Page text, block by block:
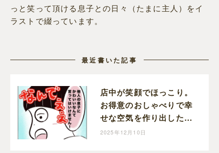
っと笑って頂ける息子との日々（たまに主人）をイ
ラストで綴っています。
最近書いた記事
店中が笑顔でほっこり。
お得意のおしゃべりで幸
せな空気を作り出した息
子｜まるの育児絵日記
2025年12月10日